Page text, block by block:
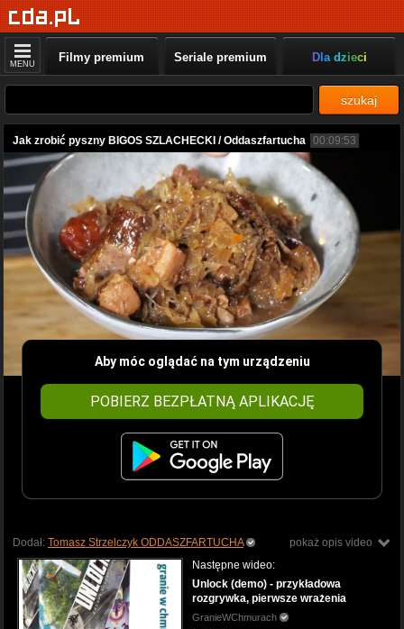
MENU Filmy premium Seriale premium Dla dzieci
szukaj
Jak zrobić pyszny BIGOS SZLACHECKI / Oddaszfartucha 00:09:53
Aby móc oglądać na tym urządzeniu
POBIERZ BEZPŁATNĄ APLIKACJĘ
pokaż opis video
Dodał: Tomasz Strzelczyk ODDASZFARTUCHA
Następne wideo:
Unlock (demo) - przykładowa
rozgrywka, pierwsze wrażenia
GranieWChmurach